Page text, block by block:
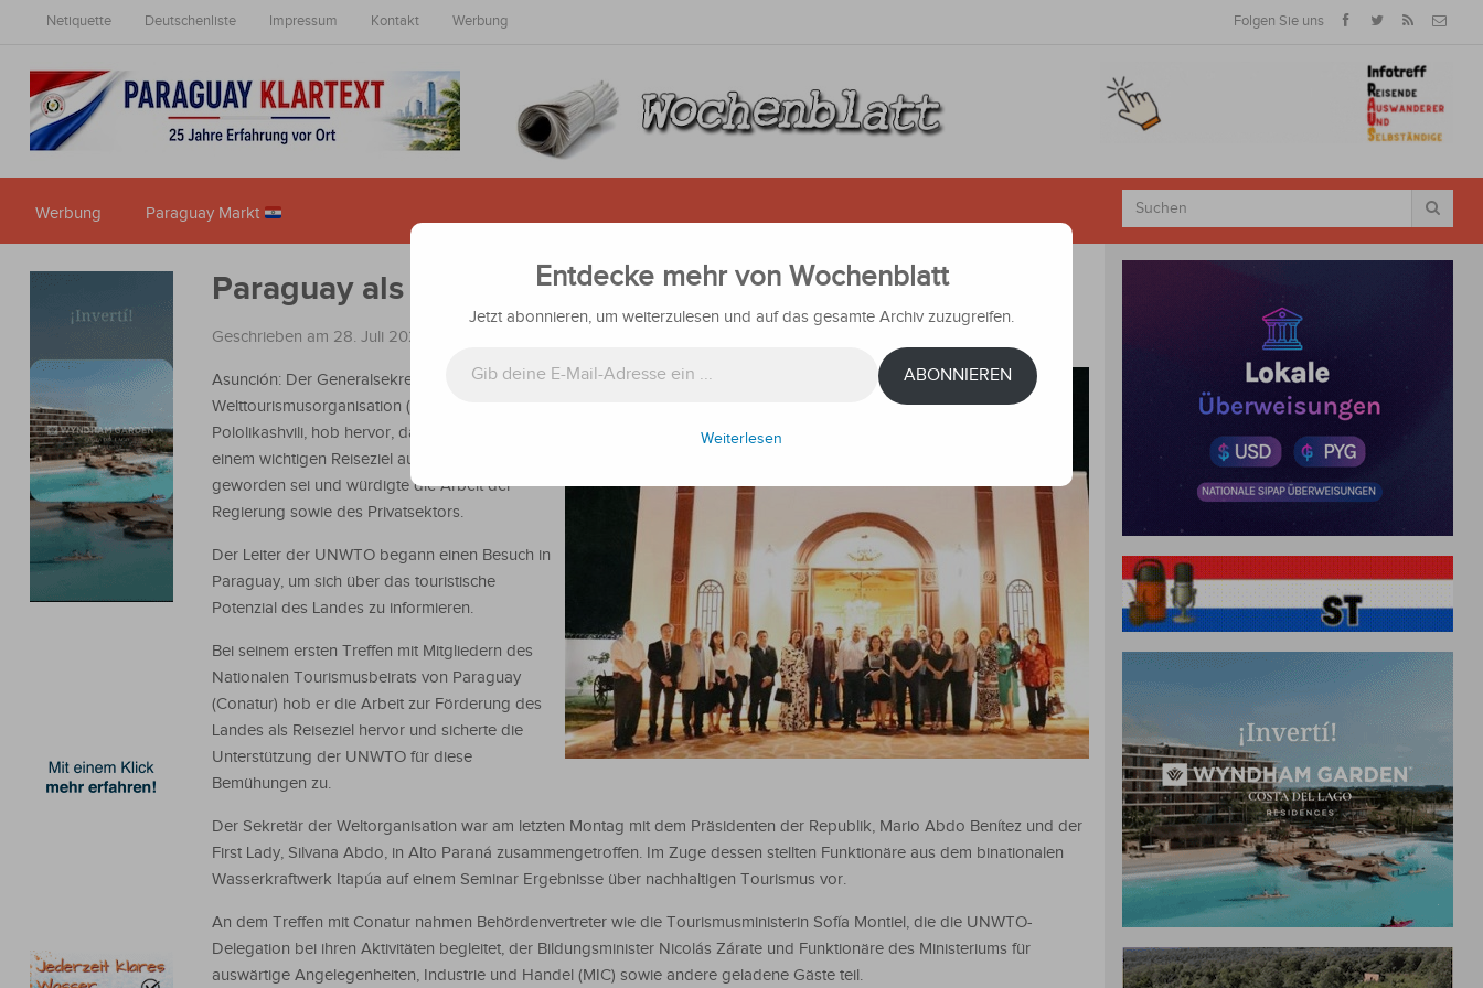
Netiquette Deutschenliste Impressum Kontakt Werbung Folgen Sie uns
Werbung Paraguay Markt
Paraguay als Reiseziel hervorgehoben
Geschrieben am 28. Juli 2022
Asunción: Der Generalsekretär der
Welttourismusorganisation (UNWTO), Zurab
Pololikashvili, hob hervor, dass Paraguay zu
einem wichtigen Reiseziel auf der Weltkarte
geworden sei und würdigte die Arbeit der
Regierung sowie des Privatsektors.
Der Leiter der UNWTO begann einen Besuch in
Paraguay, um sich über das touristische
Potenzial des Landes zu informieren.
Bei seinem ersten Treffen mit Mitgliedern des
Nationalen Tourismusbeirats von Paraguay
(Conatur) hob er die Arbeit zur Förderung des
Landes als Reiseziel hervor und sicherte die
Unterstützung der UNWTO für diese
Bemühungen zu.
Der Sekretär der Weltorganisation war am letzten Montag mit dem Präsidenten der Republik, Mario Abdo Benítez und der
First Lady, Silvana Abdo, in Alto Paraná zusammengetroffen. Im Zuge dessen stellten Funktionäre aus dem binationalen
Wasserkraftwerk Itapúa auf einem Seminar Ergebnisse über nachhaltigen Tourismus vor.
An dem Treffen mit Conatur nahmen Behördenvertreter wie die Tourismusministerin Sofía Montiel, die die UNWTO-
Delegation bei ihren Aktivitäten begleitet, der Bildungsminister Nicolás Zárate und Funktionäre des Ministeriums für
auswärtige Angelegenheiten, Industrie und Handel (MIC) sowie andere geladene Gäste teil.
Entdecke mehr von Wochenblatt
Jetzt abonnieren, um weiterzulesen und auf das gesamte Archiv zuzugreifen.
ABONNIEREN
Weiterlesen